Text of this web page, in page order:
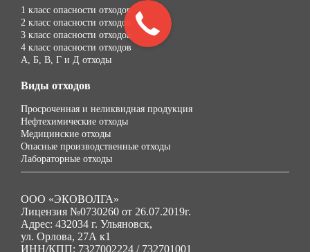
1 класс опасности отходов
2 класс опасности отходов
3 класс опасности отходов
4 класс опасности отходов
А, Б, В, Г и Д отходы
Виды отходов
Просроченная и неликвидная продукция
Нефтехимические отходы
Медицинские отходы
Опасные производственные отходы
Лабораторные отходы
ООО «ЭКОВОЛГА»
Лицензия №0730260 от 26.07.2019г.
Адрес: 432034 г. Ульяновск,
ул. Орлова, 27А к1
ИНН/КПП: 7327002224 / 732701001